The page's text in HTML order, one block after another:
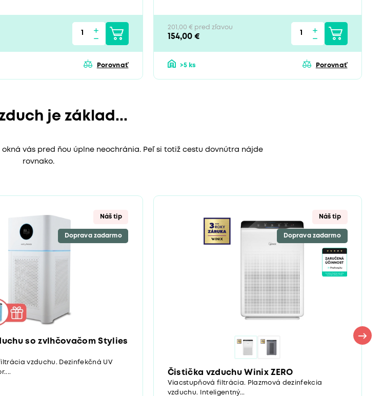
Porovnať
201,00 € pred zľavou
154,00 €
>5 ks Porovnať
je základ...
vás pred ňou úplne neochránia. Peľ si totiž cestu dovnútra nájde
rovnako.
Náš tip
Doprava zadarmo
so zvlhčovačom Stylies
vzduchu. Dezinfekčná UV
Náš tip
Doprava zadarmo
Čistička vzduchu Winix ZERO
Viacstupňová filtrácia. Plazmová dezinfekcia
vzduchu. Inteligentný...